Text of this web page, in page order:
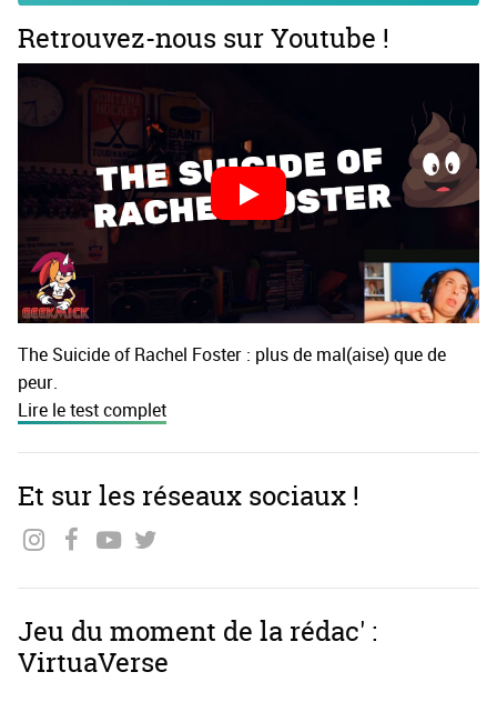
Retrouvez-nous sur Youtube !
The Suicide of Rachel Foster : plus de mal(aise) que de
peur.
Lire le test complet
Et sur les réseaux sociaux !
Jeu du moment de la rédac' :
VirtuaVerse